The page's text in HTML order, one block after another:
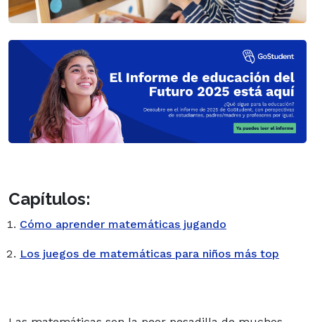
Capítulos:
Cómo aprender matemáticas jugando
Los juegos de matemáticas para niños más top